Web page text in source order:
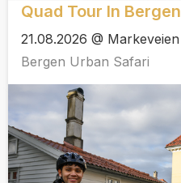
Quad Tour In Bergen
21.08.2026 @ Markeveien
Bergen Urban Safari